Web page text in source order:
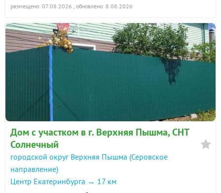
размещено: 07.08.2026 , обновлено: 8.08.2026
Дом с участком в г. Верхняя Пышма, СНТ
Солнечный
городской округ Верхняя Пышма (Серовское
направление)
Центр Екатеринбурга → 17 км